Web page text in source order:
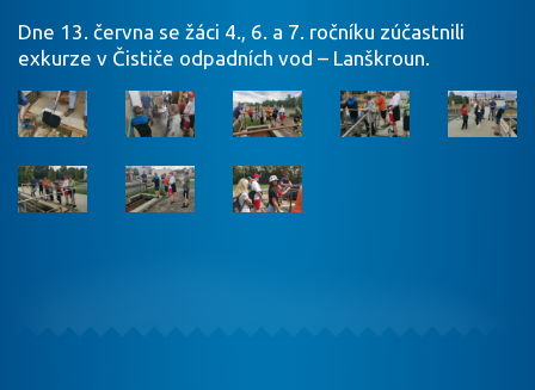
Dne 13. června se žáci 4., 6. a 7. ročníku zúčastnili
exkurze v Čističe odpadních vod – Lanškroun.